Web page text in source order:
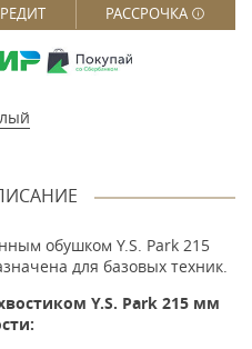
РАССРОЧКА
обушком Y.S. Park 215
для базовых техник.
Y.S. Park 215 мм